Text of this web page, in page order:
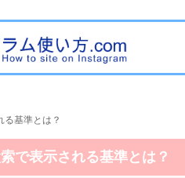
基準とは？
で表示される基準とは？